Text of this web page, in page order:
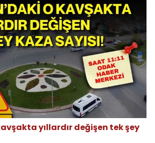
yıllardır değişen tek şey